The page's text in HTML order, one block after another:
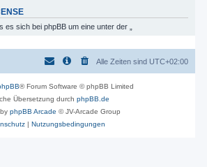
sich bei phpBB um eine unter der „
unterwww.phpbb.dezur Verfügung gestellt. Beide
und Weise, wie die Software verwendet wird. Sie
der Verletzung von Leben, Körper und
wesentlicher Vertragspflichten (Kardinalpflichten) nur
oder grob fahrlässiges Verhalten
auch für mittelbare Folgeschäden wie insbesondere
Alle Zeiten sind UTC+02:00
® Forum Software © phpBB Limited
Übersetzung durchphpBB.de
byphpBB Arcade © JV-Arcade Group
|Nutzungsbedingungen